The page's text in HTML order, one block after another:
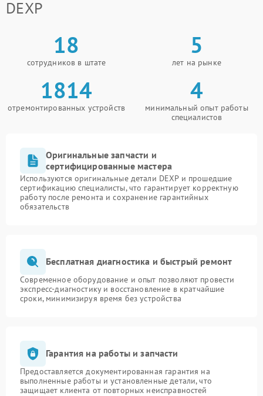
Ноутбуки: ремонт материнской платы, замена
ремонт разъемов питания.
Саундбары: настройка звука, устранение шумов.
удобство клиента. Мы предлагаем прозрачную
систему ценообразования, предварительную
диагностику и гарантию на выполненные работы.
Для записи на ремонт или консультации свяжитесь с
Волос, 6.
DEXP
18
сотрудников в штате
5
лет на рынке
1814
отремонтированных устройств
4
минимальный опыт работы
специалистов
Оригинальные запчасти и
сертифицированные мастера
Используются оригинальные детали DEXP и прошедшие
сертификацию специалисты, что гарантирует корректную
работу после ремонта и сохранение гарантийных
обязательств
Бесплатная диагностика и быстрый ремонт
Современное оборудование и опыт позволяют провести
экспресс-диагностику и восстановление в кратчайшие
сроки, минимизируя время без устройства
Гарантия на работы и запчасти
Предоставляется документированная гарантия на
выполненные работы и установленные детали, что
защищает клиента от повторных неисправностей